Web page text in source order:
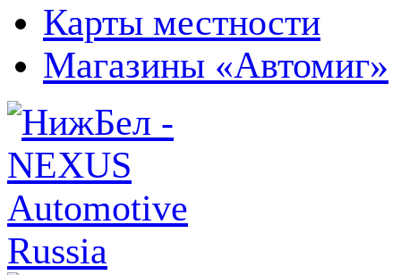
Карты местности
Магазины «Автомиг»